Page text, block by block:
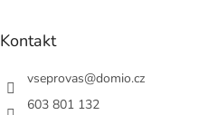
Kontakt
vseprovas@domio.cz
603 801 132